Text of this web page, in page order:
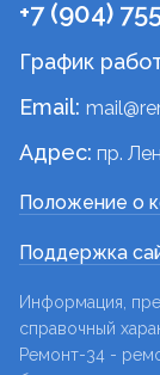
+7 (904)
График
Email:
Адрес: пр.
Положение о
Поддержка
Информация,
справочный
Ремонт-34 -